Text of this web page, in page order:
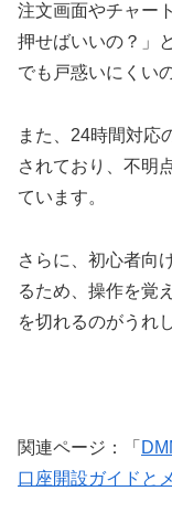
注文画面やチャー
押せばいいの？」
でも戸惑いにくい
また、24時間対応
されており、不明
ています。
さらに、初心者向
るため、操作を覚
を切れるのがうれ
関連ページ：「
口座開設ガイドと